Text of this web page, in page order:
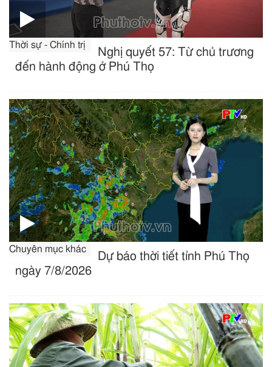
Thời sự - Chính trị
Nghị quyết 57: Từ chủ trương
đến hành động ở Phú Thọ
Chuyên mục khác
Dự báo thời tiết tỉnh Phú Thọ
ngày 7/8/2026